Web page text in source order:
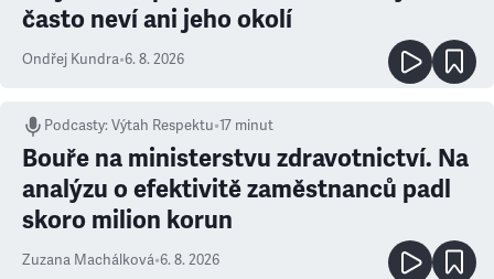
často neví ani jeho okolí
Ondřej Kundra•6. 8. 2026
Podcasty:Výtah Respektu•17 minut
Bouře na ministerstvu zdravotnictví. Na
analýzu o efektivitě zaměstnanců padl
skoro milion korun
Zuzana Machálková•6. 8. 2026